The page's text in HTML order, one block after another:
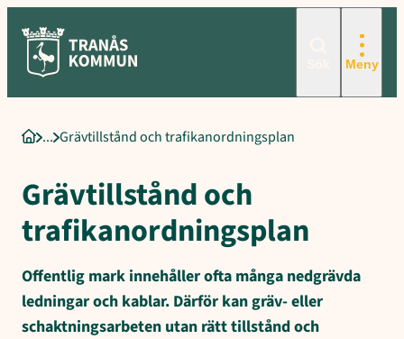
innehåll
Meny
StartsidaGrävtillstånd och trafikanordningsplan
Grävtillstånd och
trafikanordningsplan
Offentlig mark innehåller ofta många nedgrävda
ledningar och kablar. Därför kan gräv- eller
schaktningsarbeten utan rätt tillstånd och